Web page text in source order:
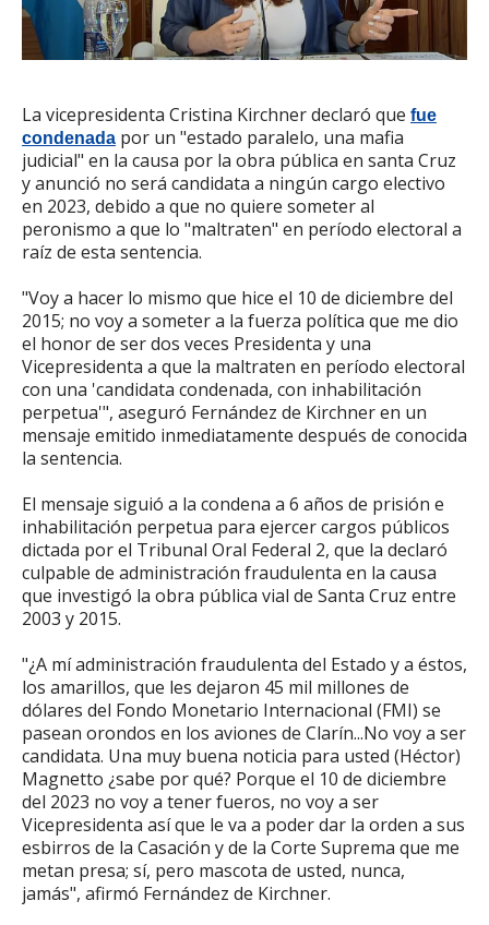
La vicepresidenta Cristina Kirchner declaró que fue
condenada por un "estado paralelo, una mafia
judicial" en la causa por la obra pública en santa Cruz
y anunció no será candidata a ningún cargo electivo
en 2023, debido a que no quiere someter al
peronismo a que lo "maltraten" en período electoral a
raíz de esta sentencia.
"Voy a hacer lo mismo que hice el 10 de diciembre del
2015; no voy a someter a la fuerza política que me dio
el honor de ser dos veces Presidenta y una
Vicepresidenta a que la maltraten en período electoral
con una 'candidata condenada, con inhabilitación
perpetua'", aseguró Fernández de Kirchner en un
mensaje emitido inmediatamente después de conocida
la sentencia.
El mensaje siguió a la condena a 6 años de prisión e
inhabilitación perpetua para ejercer cargos públicos
dictada por el Tribunal Oral Federal 2, que la declaró
culpable de administración fraudulenta en la causa
que investigó la obra pública vial de Santa Cruz entre
2003 y 2015.
"¿A mí administración fraudulenta del Estado y a éstos,
los amarillos, que les dejaron 45 mil millones de
dólares del Fondo Monetario Internacional (FMI) se
pasean orondos en los aviones de Clarín...No voy a ser
candidata. Una muy buena noticia para usted (Héctor)
Magnetto ¿sabe por qué? Porque el 10 de diciembre
del 2023 no voy a tener fueros, no voy a ser
Vicepresidenta así que le va a poder dar la orden a sus
esbirros de la Casación y de la Corte Suprema que me
metan presa; sí, pero mascota de usted, nunca,
jamás", afirmó Fernández de Kirchner.